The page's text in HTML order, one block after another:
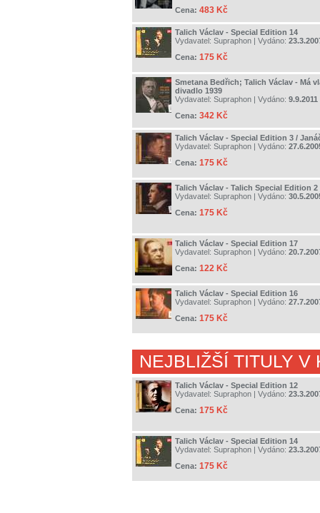
Cena: 483 Kč
Talich Václav - Special Edition 14
Vydavatel: Supraphon | Vydáno:
Cena: 175 Kč
Smetana Bedřich; Talich Václav - Má
divadlo 1939
Vydavatel: Supraphon | Vydáno: 9.9.2011
Cena: 342 Kč
Talich Václav - Special Edition 3 /
Vydavatel: Supraphon | Vydáno:
Cena: 175 Kč
Talich Václav - Talich Special Edition 2
Vydavatel: Supraphon | Vydáno:
Cena: 175 Kč
Talich Václav - Special Edition 17
Vydavatel: Supraphon | Vydáno:
Cena: 122 Kč
Talich Václav - Special Edition 16
Vydavatel: Supraphon | Vydáno:
Cena: 175 Kč
NEJBLIŽŠÍ TITULY V
Talich Václav - Special Edition 12
Vydavatel: Supraphon | Vydáno:
Cena: 175 Kč
Talich Václav - Special Edition 14
Vydavatel: Supraphon | Vydáno:
Cena: 175 Kč